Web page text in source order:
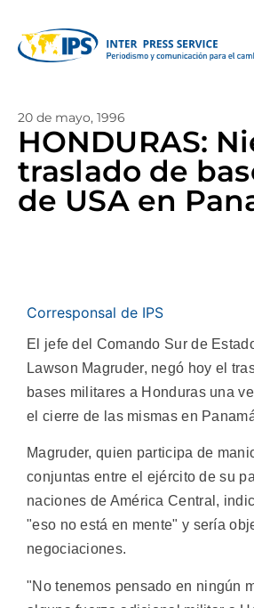
20 de mayo, 1996
HONDURAS:
traslado de
de USA en
Corresponsal de IPS
El jefe del Comando Sur de
Lawson Magruder, negó hoy el
bases militares a Honduras una
el cierre de las mismas en
Magruder, quien participa de
conjuntas entre el ejército de su
naciones de América Central,
"eso no está en mente" y sería
negociaciones.
"No tenemos pensado en ningún